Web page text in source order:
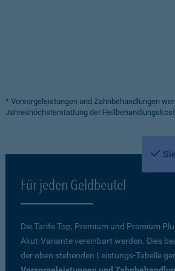
* Vorsorgeleistungen und Zahnbehandlungen
Jahreshöchsterstattung der
Für jeden Geldbeutel
Die Tarife Top, Premium und Premium
Akut-Variante vereinbart werden. Dies
der oben stehenden Leistungs-Tabelle